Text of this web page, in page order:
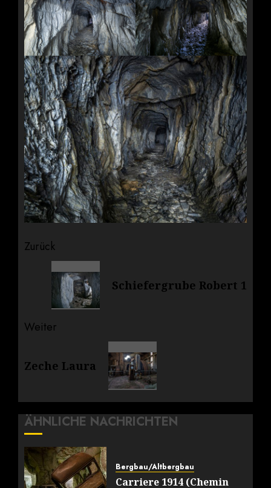
Beitragsnavigation
Zurück
Vorheriger
Beitrag:
Schiefergrube Robert 1
Weiter
Beitrag:
Zeche Laura
ÄHNLICHE NACHRICHTEN
Bergbau/Altbergbau
Carriere 1914 (Chemin